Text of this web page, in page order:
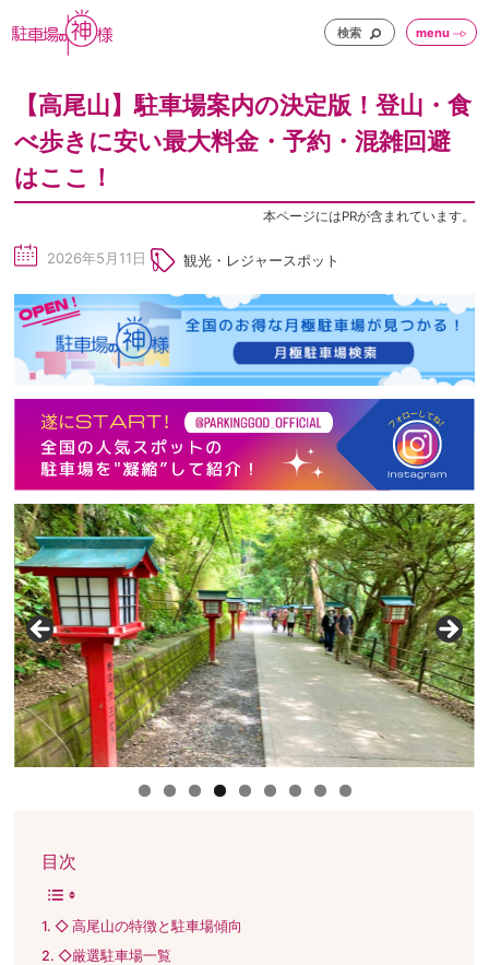
検索 menu
【高尾山】駐車場案内の決定版！登山・食
べ歩きに安い最大料金・予約・混雑回避
はここ！
本ページにはPRが含まれています。
he
du
le
2026年5月11日 観光・レジャースポット
目次
◇ 高尾山の特徴と駐車場傾向
◇厳選駐車場一覧